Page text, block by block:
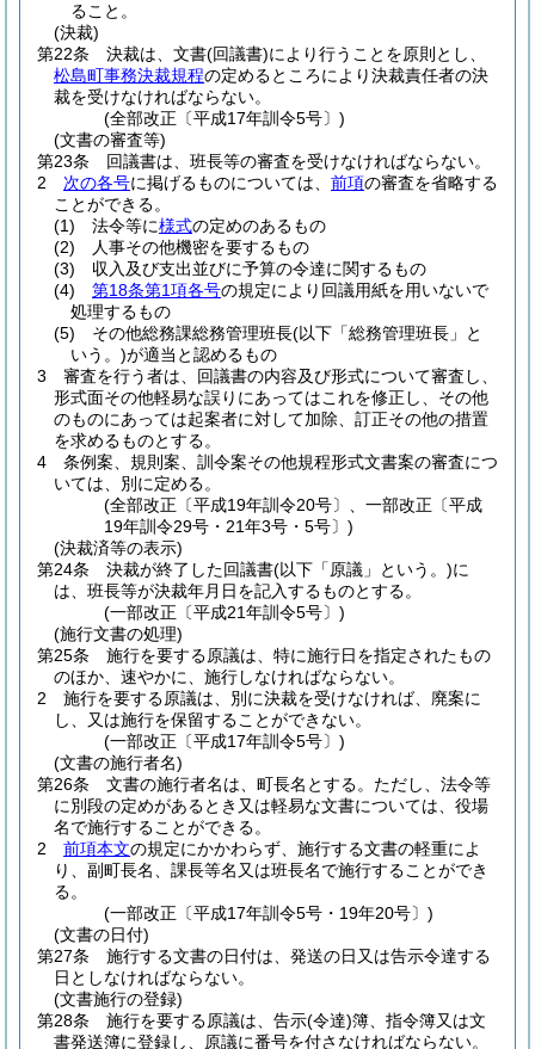
ること。
(決裁)
第22条
決裁は、文書(回議書)により行うことを原則とし、
松島町事務決裁規程の定めるところにより決裁責任者の決
裁を受けなければならない。
(全部改正〔平成17年訓令5号〕)
(文書の審査等)
第23条
回議書は、班長等の審査を受けなければならない。
2
次の各号に掲げるものについては、 前項の審査を省略する
ことができる。
(1)
法令等に様式の定めのあるもの
(2)
人事その他機密を要するもの
(3)
収入及び支出並びに予算の令達に関するもの
(4)
第18条第1項各号の規定により回議用紙を用いないで
処理するもの
(5)
その他総務課総務管理班長(以下「総務管理班長」と
いう。)が適当と認めるもの
3
審査を行う者は、回議書の内容及び形式について審査し、
形式面その他軽易な誤りにあってはこれを修正し、その他
のものにあっては起案者に対して加除、訂正その他の措置
を求めるものとする。
4
条例案、規則案、訓令案その他規程形式文書案の審査につ
いては、別に定める。
(全部改正〔平成19年訓令20号〕、一部改正〔平成
19年訓令29号・21年3号・5号〕)
(決裁済等の表示)
第24条
決裁が終了した回議書(以下「原議」という。)に
は、班長等が決裁年月日を記入するものとする。
(一部改正〔平成21年訓令5号〕)
(施行文書の処理)
第25条
施行を要する原議は、特に施行日を指定されたもの
のほか、速やかに、施行しなければならない。
2
施行を要する原議は、別に決裁を受けなければ、廃案に
し、又は施行を保留することができない。
(一部改正〔平成17年訓令5号〕)
(文書の施行者名)
第26条
文書の施行者名は、町長名とする。 ただし、法令等
に別段の定めがあるとき又は軽易な文書については、役場
名で施行することができる。
2
前項本文の規定にかかわらず、施行する文書の軽重によ
り、副町長名、課長等名又は班長名で施行することができ
る。
(一部改正〔平成17年訓令5号・19年20号〕)
(文書の日付)
第27条
施行する文書の日付は、発送の日又は告示令達する
日としなければならない。
(文書施行の登録)
第28条
施行を要する原議は、告示(令達)簿、指令簿又は文
書発送簿に登録し、原議に番号を付さなければならない。